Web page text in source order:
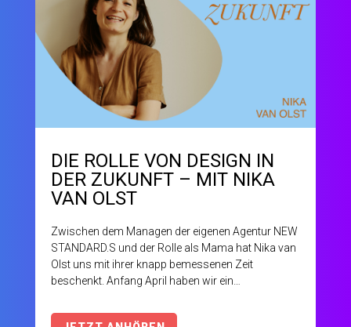
DIE ROLLE VON DESIGN IN
DER ZUKUNFT – MIT NIKA
VAN OLST
Zwischen dem Managen der eigenen Agentur NEW
STANDARD.S und der Rolle als Mama hat Nika van
Olst uns mit ihrer knapp bemessenen Zeit
beschenkt. Anfang April haben wir ein
immer nachhallt und für euch ab sofort zum